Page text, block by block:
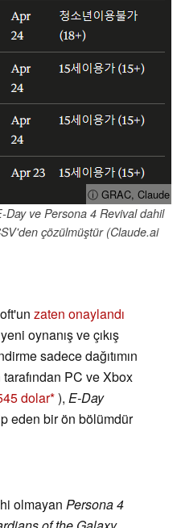
ⓘ GRAC, Claude
ve Persona 4 Revival dahil
çözülmüştür (Claude.ai
zaten onaylandı
oynanış ve çıkış
sadece dağıtımın
PC ve Xbox
dolar ), E-Day
eden bir ön bölümdür
olmayan Persona 4